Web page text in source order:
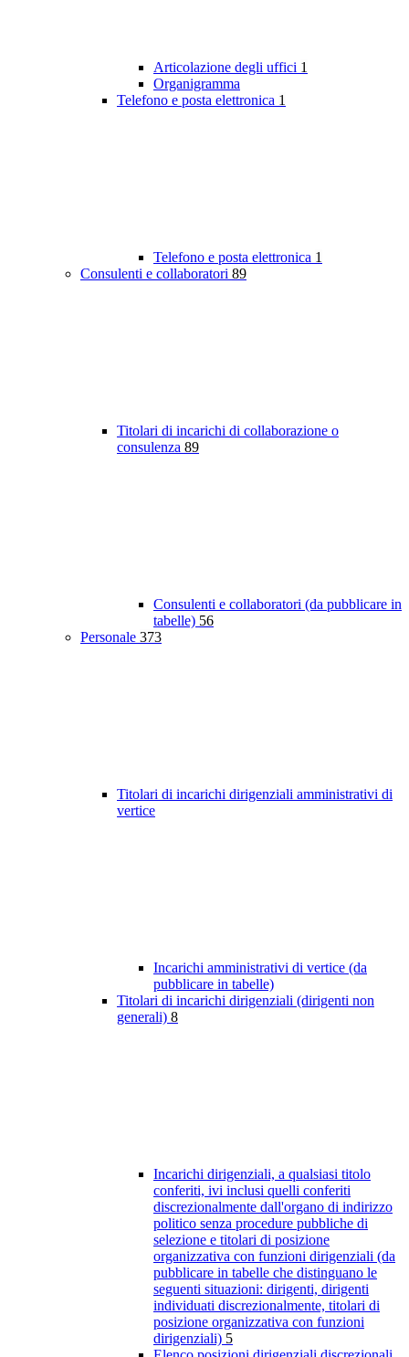
Articolazione degli uffici 1
Organigramma
Telefono e posta elettronica 1
Telefono e posta elettronica 1
Consulenti e collaboratori 89
Titolari di incarichi di collaborazione o
consulenza 89
Consulenti e collaboratori (da pubblicare in
tabelle) 56
Personale 373
Titolari di incarichi dirigenziali amministrativi di
vertice
Incarichi amministrativi di vertice (da
pubblicare in tabelle)
Titolari di incarichi dirigenziali (dirigenti non
generali) 8
Incarichi dirigenziali, a qualsiasi titolo
conferiti, ivi inclusi quelli conferiti
discrezionalmente dall'organo di indirizzo
politico senza procedure pubbliche di
selezione e titolari di posizione
organizzativa con funzioni dirigenziali (da
pubblicare in tabelle che distinguano le
seguenti situazioni: dirigenti, dirigenti
individuati discrezionalmente, titolari di
posizione organizzativa con funzioni
dirigenziali) 5